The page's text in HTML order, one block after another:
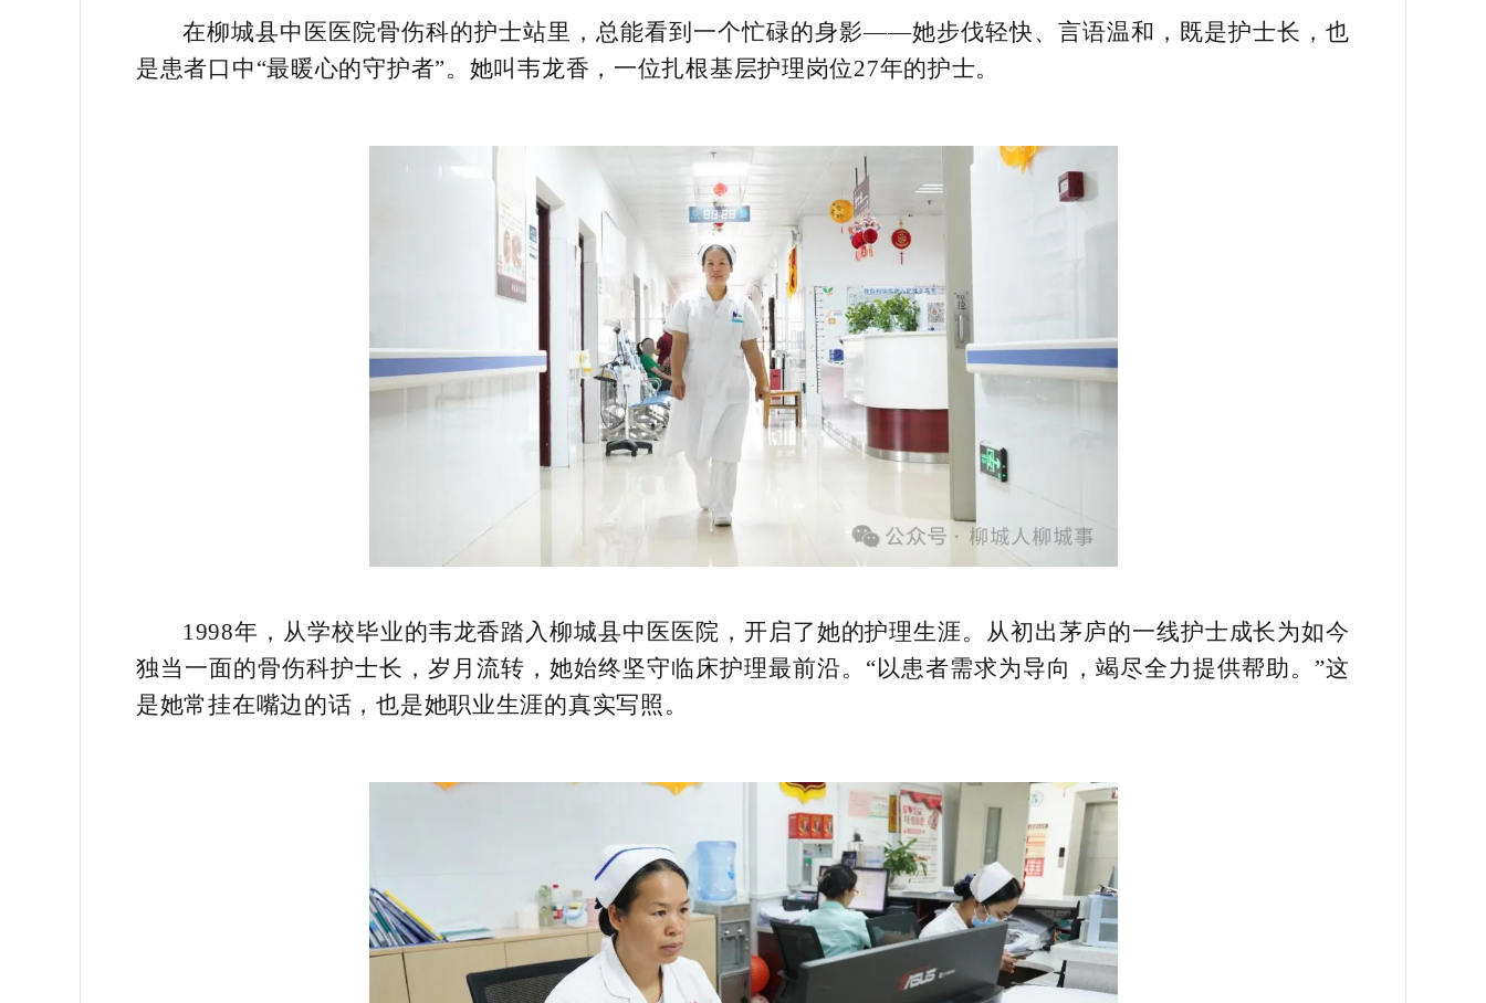
在柳城县中医医院骨伤科的护士站里，总能看到一个忙碌的身影——她步伐轻快、言语温和，既是护士长，也
是患者口中“最暖心的守护者”。她叫韦龙香，一位扎根基层护理岗位27年的护士。
1998年，从学校毕业的韦龙香踏入柳城县中医医院，开启了她的护理生涯。从初出茅庐的一线护士成长为如今
独当一面的骨伤科护士长，岁月流转，她始终坚守临床护理最前沿。“以患者需求为导向，竭尽全力提供帮助。”这
是她常挂在嘴边的话，也是她职业生涯的真实写照。